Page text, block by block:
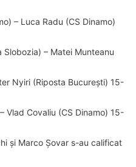
– Luca Radu (CS Dinamo)
Slobozia) – Matei Munteanu
Nyiri (Riposta București) 15-
Vlad Covaliu (CS Dinamo) 15-
și Marco Șovar s-au calificat